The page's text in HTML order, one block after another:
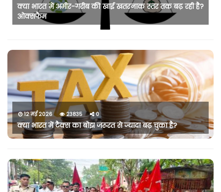
क्या भारत में अमीर-गरीब की खाई खतरनाक स्तर तक बढ़ रही है?
ओक्सफैम
12 मई 2026 23835 0
क्या भारत में टैक्स का बोझ जरूरत से ज्यादा बढ़ चुका है?